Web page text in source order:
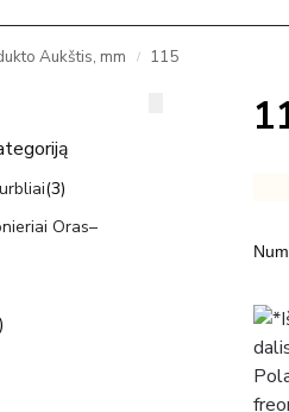
Aukštis, mm / 115
(3)
Oras–
)